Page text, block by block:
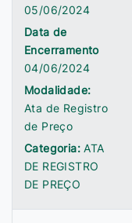
05/06/2024
Data de
Encerramento
04/06/2024
Modalidade:
Ata de Registro
de Preço
Categoria:ATA
DE REGISTRO
DE PREÇO